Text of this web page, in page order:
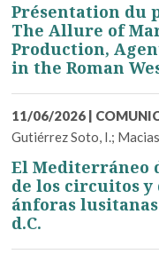
Présentation du
The Allure of
Production,
in the Roman
11/06/2026 |
Gutiérrez Soto, I.;
El Mediterráneo
de los circuitos
ánforas
d.C.